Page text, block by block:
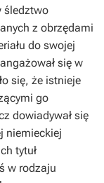
śledztwo
z obrzędami
do swojej
się w
się, że istnieje
go
dowiadywał się
niemieckiej
tytuł
w rodzaju